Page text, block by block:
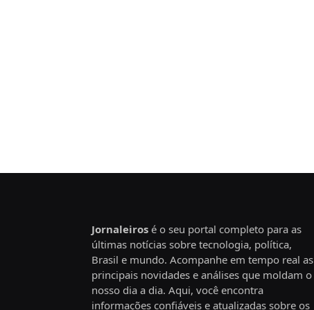
Jornaleiros é o seu portal completo para as
últimas notícias sobre tecnologia, política,
Brasil e mundo. Acompanhe em tempo real as
principais novidades e análises que moldam o
nosso dia a dia. Aqui, você encontra
informações confiáveis e atualizadas sobre os